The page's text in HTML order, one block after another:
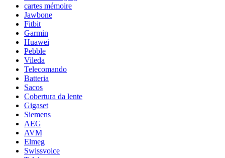
cartes mémoire
Jawbone
Fitbit
Garmin
Huawei
Pebble
Vileda
Telecomando
Batteria
Sacos
Cobertura da lente
Gigaset
Siemens
AEG
AVM
Elmeg
Swissvoice